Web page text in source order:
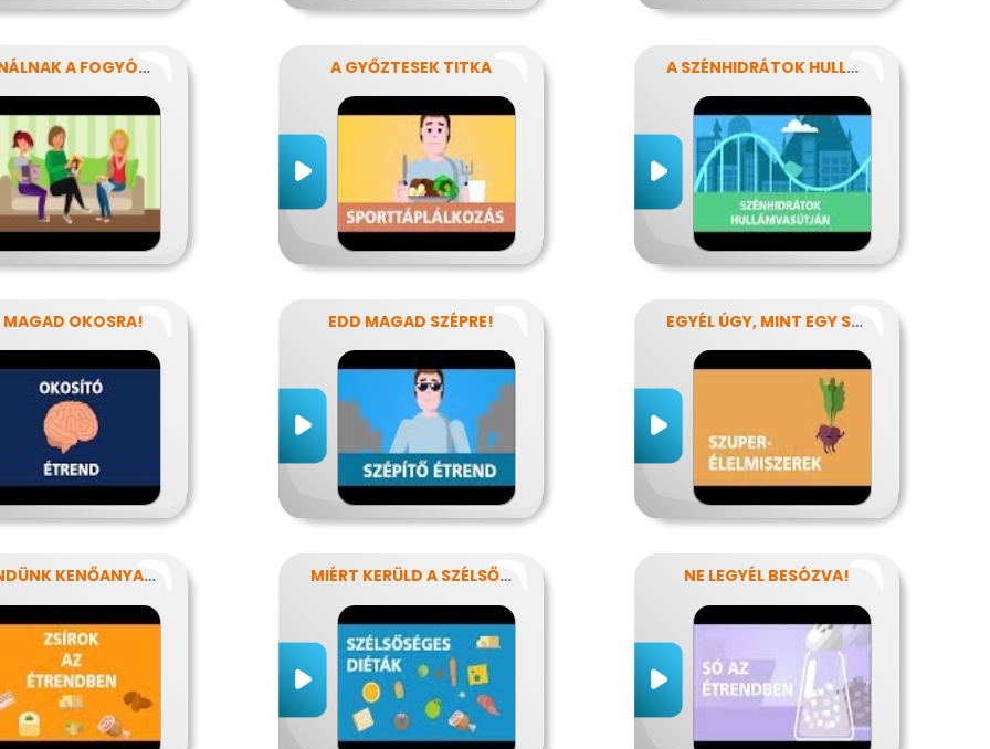
HASZNÁLNAK A FOGYÓKÚRÁK? A GYŐZTESEK TITKA A SZÉNHIDRÁTOK HULLÁMVASÚTJÁN
MAGAD OKOSRA! EDD MAGAD SZÉPRE! EGYÉL ÚGY, MINT EGY SZUPERHŐS!
ÉTRENDÜNK KENŐANYAGAI: A ZSÍROK MIÉRT KERÜLD A SZÉLSŐSÉGES DIÉTÁKAT? NE LEGYÉL BESÓZVA!